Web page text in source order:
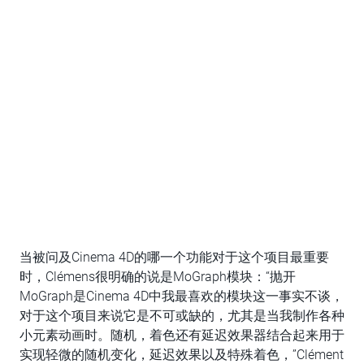
当被问及Cinema 4D的哪一个功能对于这个项目最重要
时，Clémens很明确的说是MoGraph模块：“抛开
MoGraph是Cinema 4D中我最喜欢的模块这一事实不谈，
对于这个项目来说它是不可或缺的，尤其是当我制作各种
小元素动画时。随机，着色还有延迟效果器结合起来用于
实现轻微的随机变化，延迟效果以及特殊着色，”Clément